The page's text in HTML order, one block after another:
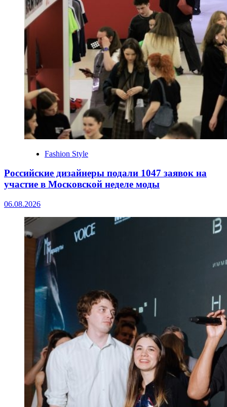
Fashion Style
Российские дизайнеры подали 1047 заявок на
участие в Московской неделе моды
06.08.2026